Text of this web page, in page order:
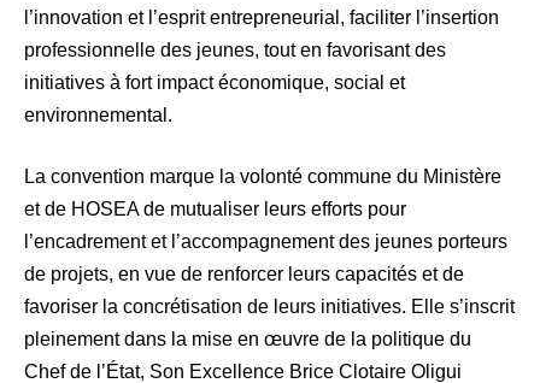
l’innovation et l’esprit entrepreneurial, faciliter l’insertion
professionnelle des jeunes, tout en favorisant des
initiatives à fort impact économique, social et
environnemental.
La convention marque la volonté commune du Ministère
et de HOSEA de mutualiser leurs efforts pour
l’encadrement et l’accompagnement des jeunes porteurs
de projets, en vue de renforcer leurs capacités et de
favoriser la concrétisation de leurs initiatives. Elle s’inscrit
pleinement dans la mise en œuvre de la politique du
Chef de l’État, Son Excellence Brice Clotaire Oligui